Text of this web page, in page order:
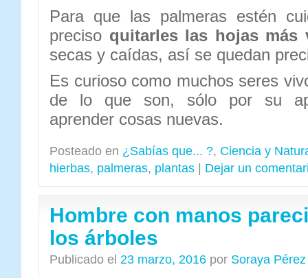
Para que las palmeras estén
preciso quitarles las hojas más
secas y caídas, así se quedan
Es curioso como muchos seres
de lo que son, sólo por su
aprender cosas nuevas.
Posteado en ¿Sabías que... ?, Ciencia y
hierbas, palmeras, plantas Dejar un
Hombre con manos
los árboles
Publicado el 23 marzo, 2016 por Soraya Pérez